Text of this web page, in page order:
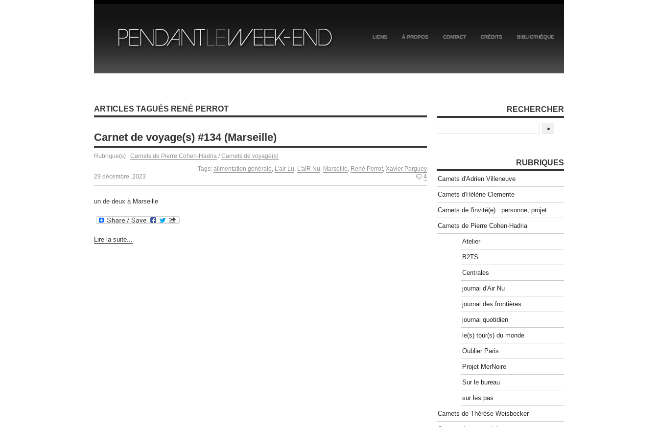
LIENS À PROPOS CONTACT CRÉDITS BIBLIOTHÈQUE
ARTICLES TAGUÉS RENÉ PERROT
Carnet de voyage(s) #134 (Marseille)
Rubrique(s) : Carnets de Pierre Cohen-Hadria / Carnets de voyage(s)
Tags: alimentation générale, L'air Lu, L'aiR Nu, Marseille, René Perrot, Xavier Parguey
29 décembre, 2023
4
un de deux à Marseille
Lire la suite...
RECHERCHER
RUBRIQUES
Carnets d'Adrien Villeneuve
Carnets d'Hélène Clemente
Carnets de l'invité(e) : personne, projet
Carnets de Pierre Cohen-Hadria
Atelier
B2TS
Centrales
journal d'Air Nu
journal des frontières
journal quotidien
le(s) tour(s) du monde
Oublier Paris
Projet MerNoire
Sur le bureau
sur les pas
Carnets de Thérèse Weisbecker